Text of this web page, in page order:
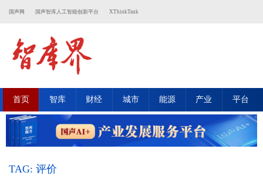
国声网 国声智库人工智能创新平台 XThinkTank
首页 智库 财经 城市 能源 产业 平台
TAG: 评价